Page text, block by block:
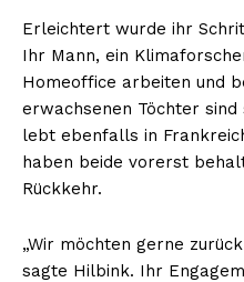
Erleichtert wurde ihr
Ihr Mann, ein
Homeoffice arbeiten und
erwachsenen Töchter
lebt ebenfalls in
haben beide vorerst
Rückkehr.
„Wir möchten gerne
sagte Hilbink. Ihr